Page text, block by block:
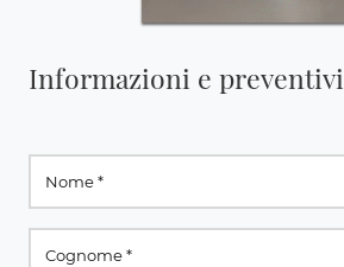
Informazioni e preventivi